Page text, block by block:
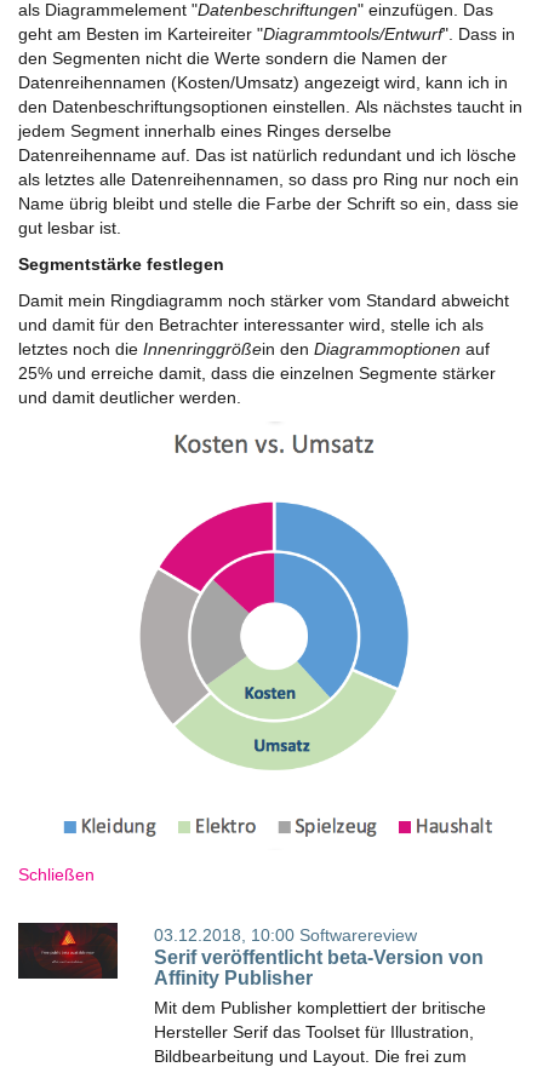
als Diagrammelement "Datenbeschriftungen" einzufügen. Das
geht am Besten im Karteireiter "Diagrammtools/Entwurf". Dass in
den Segmenten nicht die Werte sondern die Namen der
Datenreihennamen (Kosten/Umsatz) angezeigt wird, kann ich in
den Datenbeschriftungsoptionen einstellen. Als nächstes taucht in
jedem Segment innerhalb eines Ringes derselbe
Datenreihenname auf. Das ist natürlich redundant und ich lösche
als letztes alle Datenreihennamen, so dass pro Ring nur noch ein
Name übrig bleibt und stelle die Farbe der Schrift so ein, dass sie
gut lesbar ist.
Segmentstärke festlegen
Damit mein Ringdiagramm noch stärker vom Standard abweicht
und damit für den Betrachter interessanter wird, stelle ich als
letztes noch die Innenringgrößein den Diagrammoptionen auf
25% und erreiche damit, dass die einzelnen Segmente stärker
und damit deutlicher werden.
Schließen
03.12.2018, 10:00 Softwarereview
Serif veröffentlicht beta-Version von
Affinity Publisher
Mit dem Publisher komplettiert der britische
Hersteller Serif das Toolset für Illustration,
Bildbearbeitung und Layout. Die frei zum